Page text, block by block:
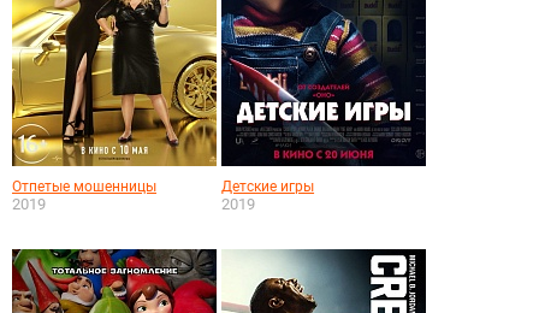
Отпетые мошенницы
2019
Детские игры
2019